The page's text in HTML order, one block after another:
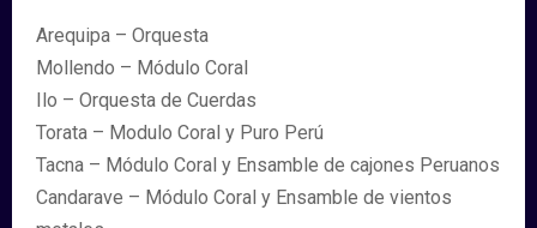
Arequipa – Orquesta
Mollendo – Módulo Coral
Ilo – Orquesta de Cuerdas
Torata – Modulo Coral y Puro Perú
Tacna – Módulo Coral y Ensamble de cajones Peruanos
Candarave – Módulo Coral y Ensamble de vientos